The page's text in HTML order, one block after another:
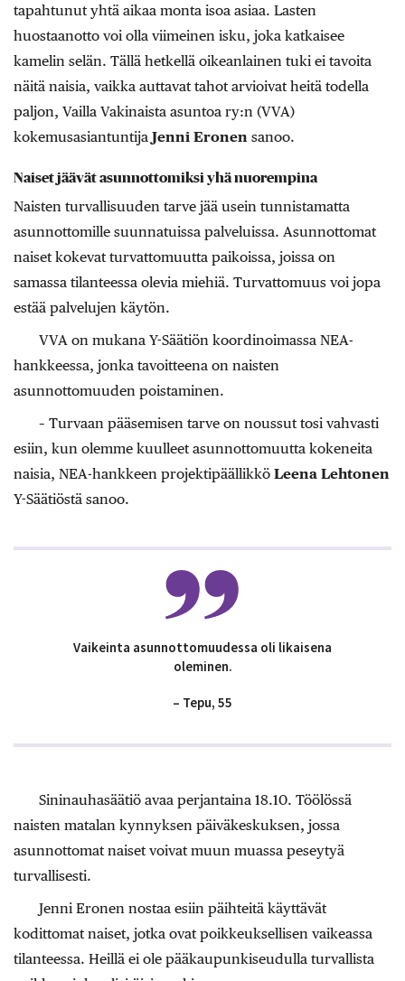
tapahtunut yhtä aikaa monta isoa asiaa. Lasten
huostaanotto voi olla viimeinen isku, joka katkaisee
kamelin selän. Tällä hetkellä oikeanlainen tuki ei tavoita
näitä naisia, vaikka auttavat tahot arvioivat heitä todella
paljon, Vailla Vakinaista asuntoa ry:n (VVA)
kokemusasiantuntija Jenni Eronen sanoo.
Naiset jäävät asunnottomiksi yhä nuorempina
Naisten turvallisuuden tarve jää usein tunnistamatta
asunnottomille suunnatuissa palveluissa. Asunnottomat
naiset kokevat turvattomuutta paikoissa, joissa on
samassa tilanteessa olevia miehiä. Turvattomuus voi jopa
estää palvelujen käytön.
VVA on mukana Y-Säätiön koordinoimassa NEA-
hankkeessa, jonka tavoitteena on naisten
asunnottomuuden poistaminen.
– Turvaan pääsemisen tarve on noussut tosi vahvasti
esiin, kun olemme kuulleet asunnottomuutta kokeneita
naisia, NEA-hankkeen projektipäällikkö Leena Lehtonen
Y-Säätiöstä sanoo.
Vaikeinta asunnottomuudessa oli likaisena
oleminen.
– Tepu, 55
Sininauhasäätiö avaa perjantaina 18.10. Töölössä
naisten matalan kynnyksen päiväkeskuksen, jossa
asunnottomat naiset voivat muun muassa peseytyä
turvallisesti.
Jenni Eronen nostaa esiin päihteitä käyttävät
kodittomat naiset, jotka ovat poikkeuksellisen vaikeassa
tilanteessa. Heillä ei ole pääkaupunkiseudulla turvallista